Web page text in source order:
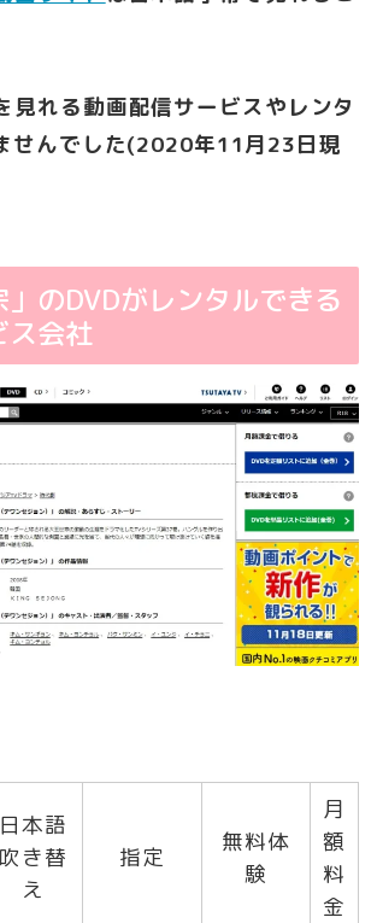
見れる動画配信サービスやレンタ
せんでした(2020年11月23日現
」のDVDがレンタルできる
ス会社
日本語
吹き替
え
指定
無料体
験
月
額
料
金